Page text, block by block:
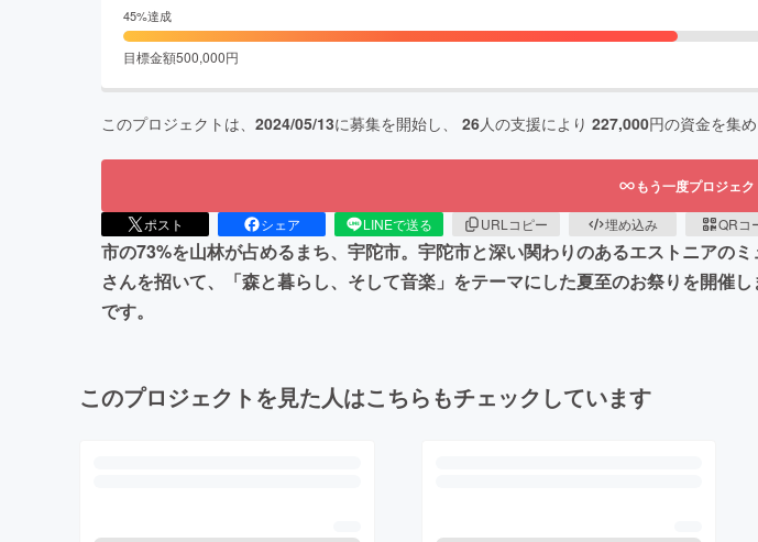
45%達成
目標金額500,000円
このプロジェクトは、 2024/05/13に募集を開始し、 26人の支援により 227,000円の資金を集め
もう一度プロジェ
ポスト シェア LINEで送る URLコピー 埋め込み QRコ
市の73%を山林が占めるまち、宇陀市。宇陀市と深い関わりのあるエストニアの
さんを招いて、「森と暮らし、そして音楽」をテーマにした夏至のお祭りを開催
です。
このプロジェクトを見た人はこちらもチェックしています